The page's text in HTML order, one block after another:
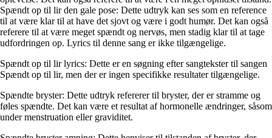
Spændt op til lir den gale pose: Dette udtryk kan ses som en reference
til at være klar til at have det sjovt og være i godt humør. Det kan også
referere til at være meget spændt og nervøs, men stadig klar til at tage
udfordringen op. Lyrics til denne sang er ikke tilgængelige.
Spændt op til lir lyrics: Dette er en søgning efter sangtekster til sangen
Spændt op til lir, men der er ingen specifikke resultater tilgængelige.
Spændte bryster: Dette udtryk refererer til bryster, der er stramme og
føles spændte. Det kan være et resultat af hormonelle ændringer, såsom
under menstruation eller graviditet.